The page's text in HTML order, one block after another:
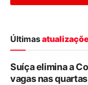
Últimas
Suíça elimina a
vagas nas